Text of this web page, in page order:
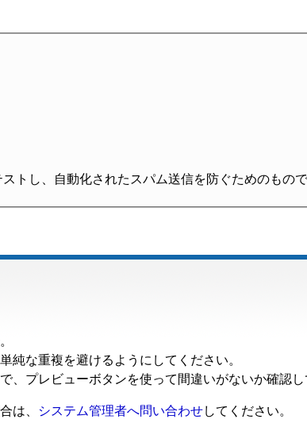
トし、自動化されたスパム送信を防ぐためのもので
純な重複を避けるようにしてください。
、プレビューボタンを使って間違いがないか確認し
は、 システム管理者へ問い合わせしてください。